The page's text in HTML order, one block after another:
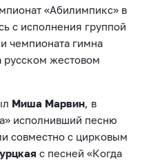
«Абилимпикс» в
с исполнения группой
чемпионата гимна
русском жестовом
Миша Марвин, в
исполнивший песню
совместно с цирковым
с песней «Когда